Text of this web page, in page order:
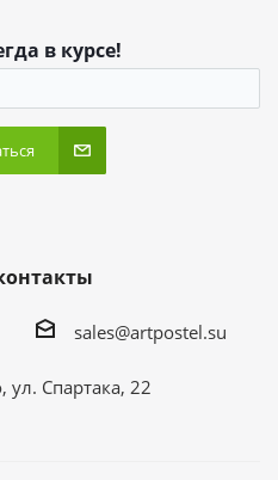
в курсе!
sales@artpostel.su
ул. Спартака, 22